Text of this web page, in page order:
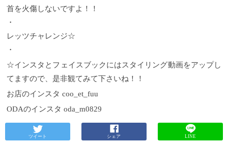
首を火傷しないですよ！！
・
レッツチャレンジ☆
・
☆インスタとフェイスブックにはスタイリング動画をアップし
てますので、是非観てみて下さいね！！
お店のインスタ coo_et_fuu
ODAのインスタ oda_m0829
ツイート シェア LINE